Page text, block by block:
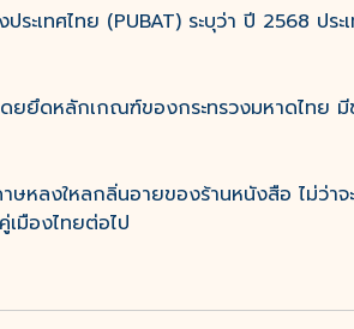
เทศไทย (PUBAT) ระบุว่า ปี 2568 ปร
ดยยึดหลักเกณฑ์ของกระทรวงมหาดไท
ลงใหลกลิ่นอายของร้านหนังสือ ไม่ว่าจ
เมืองไทยต่อไป